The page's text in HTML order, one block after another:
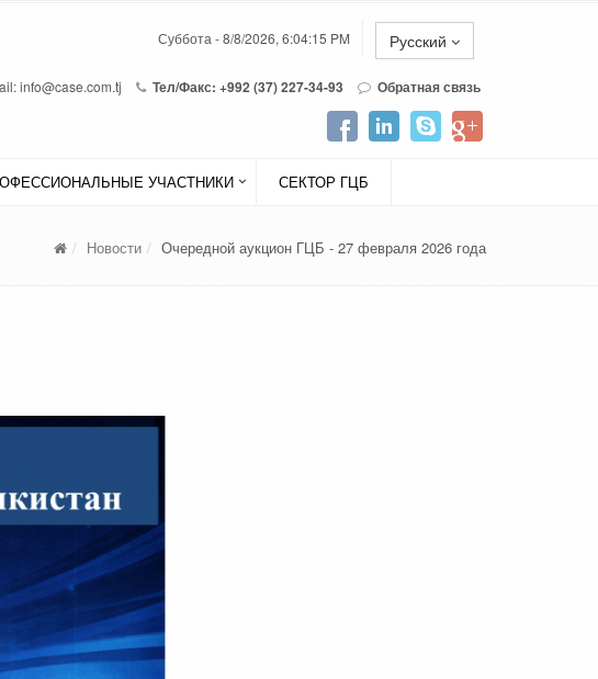
Суббота - 8/8/2026, 6:04:15 PM Русский
info@case.com.tj Тел/Факс: +992 (37) 227-34-93 Обратная связь
УЧАСТНИКИ СЕКТОР ГЦБ
Новости Очередной аукцион ГЦБ - 27 февраля 2026 года